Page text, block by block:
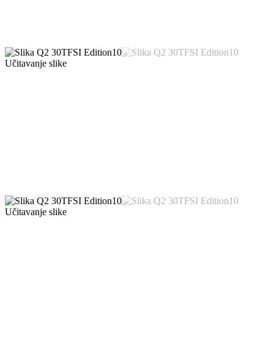
Učitavanje slike
Učitavanje slike